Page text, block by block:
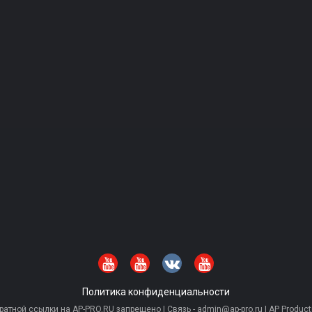
Политика конфиденциальности
ссылки на AP-PRO.RU запрещено | Связь - admin@ap-pro.ru | AP